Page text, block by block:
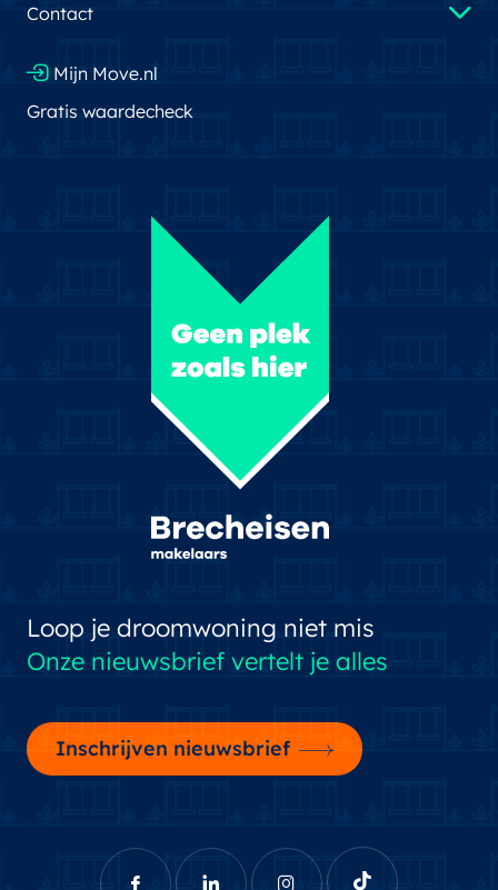
Loop je droomwoning niet mis
Onze nieuwsbrief vertelt je alles
Inschrijven nieuwsbrief
Contact
Mijn Move.nl
Gratis waardecheck